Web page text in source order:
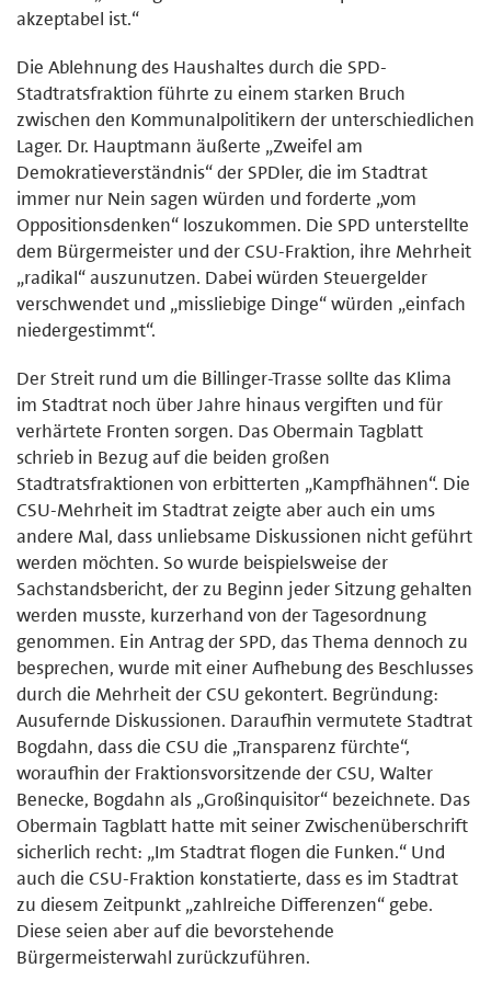
akzeptabel ist.“
Die Ablehnung des Haushaltes durch die SPD-
Stadtratsfraktion führte zu einem starken Bruch
zwischen den Kommunalpolitikern der unterschiedlichen
Lager. Dr. Hauptmann äußerte „Zweifel am
Demokratieverständnis“ der SPDler, die im Stadtrat
immer nur Nein sagen würden und forderte „vom
Oppositionsdenken“ loszukommen. Die SPD unterstellte
dem Bürgermeister und der CSU-Fraktion, ihre Mehrheit
„radikal“ auszunutzen. Dabei würden Steuergelder
verschwendet und „missliebige Dinge“ würden „einfach
niedergestimmt“.
Der Streit rund um die Billinger-Trasse sollte das Klima
im Stadtrat noch über Jahre hinaus vergiften und für
verhärtete Fronten sorgen. Das Obermain Tagblatt
schrieb in Bezug auf die beiden großen
Stadtratsfraktionen von erbitterten „Kampfhähnen“. Die
CSU-Mehrheit im Stadtrat zeigte aber auch ein ums
andere Mal, dass unliebsame Diskussionen nicht geführt
werden möchten. So wurde beispielsweise der
Sachstandsbericht, der zu Beginn jeder Sitzung gehalten
werden musste, kurzerhand von der Tagesordnung
genommen. Ein Antrag der SPD, das Thema dennoch zu
besprechen, wurde mit einer Aufhebung des Beschlusses
durch die Mehrheit der CSU gekontert. Begründung:
Ausufernde Diskussionen. Daraufhin vermutete Stadtrat
Bogdahn, dass die CSU die „Transparenz fürchte“,
woraufhin der Fraktionsvorsitzende der CSU, Walter
Benecke, Bogdahn als „Großinquisitor“ bezeichnete. Das
Obermain Tagblatt hatte mit seiner Zwischenüberschrift
sicherlich recht: „Im Stadtrat flogen die Funken.“ Und
auch die CSU-Fraktion konstatierte, dass es im Stadtrat
zu diesem Zeitpunkt „zahlreiche Differenzen“ gebe.
Diese seien aber auf die bevorstehende
Bürgermeisterwahl zurückzuführen.